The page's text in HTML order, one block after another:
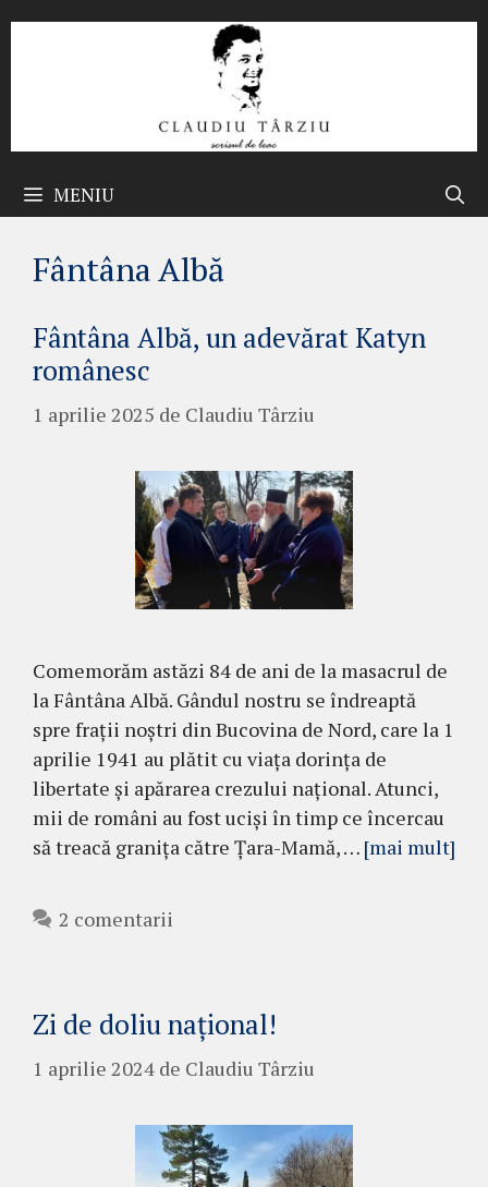
MENIU
Fântâna Albă
Fântâna Albă, un adevărat Katyn
românesc
1 aprilie 2025 de Claudiu Târziu
Comemorăm astăzi 84 de ani de la masacrul de
la Fântâna Albă. Gândul nostru se îndreaptă
spre frații noștri din Bucovina de Nord, care la 1
aprilie 1941 au plătit cu viața dorința de
libertate și apărarea crezului național. Atunci,
mii de români au fost uciși în timp ce încercau
să treacă granița către Țara-Mamă, … [mai mult]
2 comentarii
Zi de doliu național!
1 aprilie 2024 de Claudiu Târziu